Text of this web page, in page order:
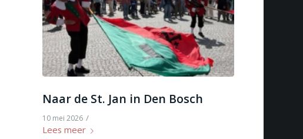
Naar de St. Jan in Den Bosch
10 mei 2026 /
Lees meer